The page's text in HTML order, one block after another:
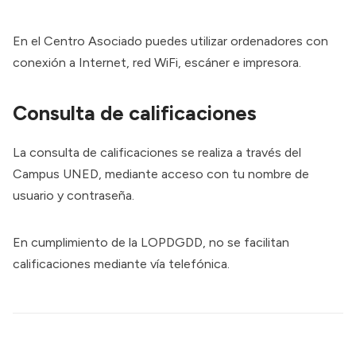
En el Centro Asociado puedes utilizar ordenadores con
conexión a Internet, red WiFi, escáner e impresora.
Consulta de calificaciones
La consulta de calificaciones se realiza a través del
Campus UNED, mediante acceso con tu nombre de
usuario y contraseña.
En cumplimiento de la LOPDGDD, no se facilitan
calificaciones mediante vía telefónica.